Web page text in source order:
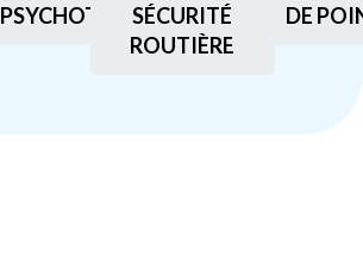
PSYCHOTECHNIQUES
SÉCURITÉ
ROUTIÈRE
DE